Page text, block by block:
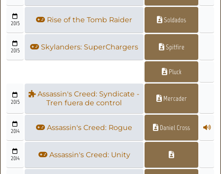
2015 Rise of the Tomb Raider Soldados
2015 Skylanders: SuperChargers Spitfire
Pluck
2015
Assassin's Creed: Syndicate -
Tren fuera de control
Mercader
2014 Assassin's Creed: Rogue Daniel Cross
2014 Assassin's Creed: Unity